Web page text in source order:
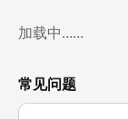
加载中……
常见问题